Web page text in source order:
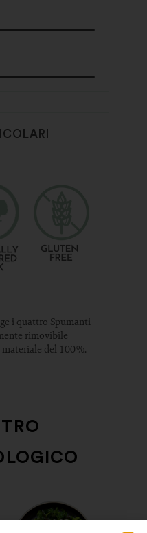
i quattro Spumanti
rimovibile
del 100%.